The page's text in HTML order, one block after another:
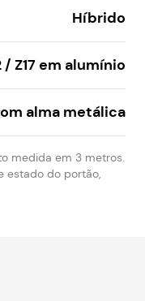
Híbrido
/ Z17 em alumínio
alma metálica
medida em 3 metros.
estado do portão,